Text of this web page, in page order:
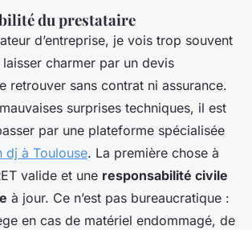
du prestataire
d’entreprise, je vois trop souvent
charmer par un devis
retrouver sans contrat ni assurance.
surprises techniques, il est
par une plateforme spécialisée
dj à Toulouse. La première chose à
valide et une responsabilité civile
à jour. Ce n’est pas bureaucratique :
en cas de matériel endommagé, de